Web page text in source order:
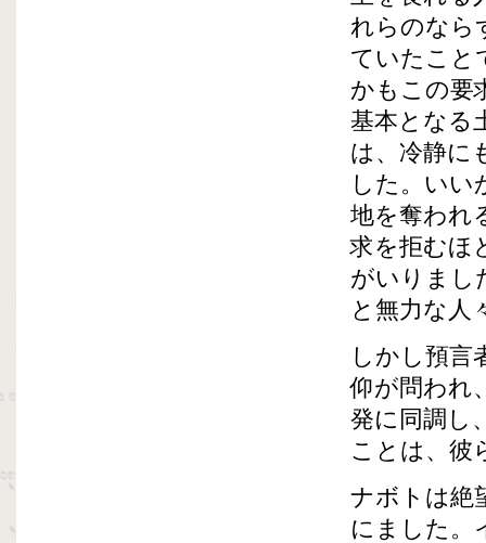
れらのなら
ていたこと
かもこの要
基本となる
は、冷静に
した。いい
地を奪われ
求を拒むほ
がいりまし
と無力な人
しかし預言
仰が問われ
発に同調し
ことは、彼
ナボトは絶
にました。